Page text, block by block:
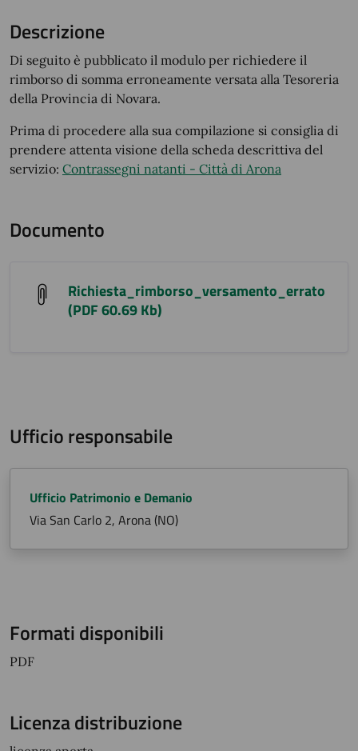
Descrizione
Di seguito è pubblicato il modulo per richiedere il
rimborso di somma erroneamente versata alla Tesoreria
della Provincia di Novara.
Prima di procedere alla sua compilazione si consiglia di
prendere attenta visione della scheda descrittiva del
servizio: Contrassegni natanti - Città di Arona
Documento
Richiesta_rimborso_versamento_errato
(PDF 60.69 Kb)
Ufficio responsabile
Ufficio Patrimonio e Demanio
Via San Carlo 2, Arona (NO)
Formati disponibili
PDF
Licenza distribuzione